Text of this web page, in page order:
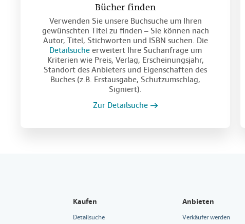
Bücher finden
Verwenden Sie unsere Buchsuche um Ihren
gewünschten Titel zu finden – Sie können nach
Autor, Titel, Stichworten und ISBN suchen. Die
Detailsucheerweitert Ihre Suchanfrage um
Kriterien wie Preis, Verlag, Erscheinungsjahr,
Standort des Anbieters und Eigenschaften des
Buches (z.B. Erstausgabe, Schutzumschlag,
Signiert).
Zur Detailsuche
Kaufen
Detailsuche
Anbieten
Verkäufer werden